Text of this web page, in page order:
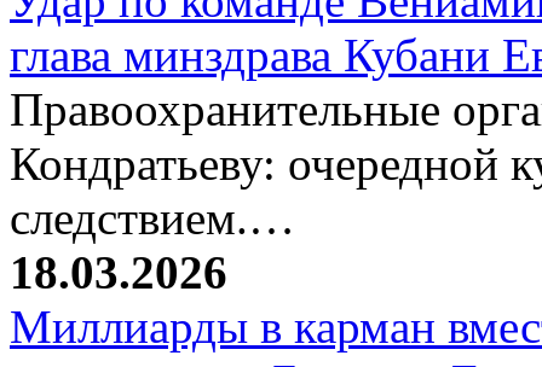
глава минздрава Кубани
Правоохранительные
Кондратьеву: очередной
следствием.…
18.03.2026
Миллиарды в карман